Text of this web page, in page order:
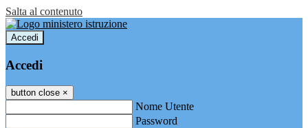
Salta al contenuto
Accedi
Accedi
button close ×
Nome Utente
Password